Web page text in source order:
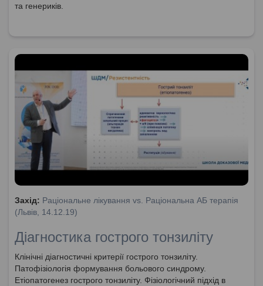
та генериків.
Захід: Раціональне лікування vs. Раціональна АБ терапія
(Львів, 14.12.19)
Діагностика гострого тонзиліту
Клінічні діагностичні критерії гострого тонзиліту.
Патофізіологія формування больового синдрому.
Етіопатогенез гострого тонзиліту. Фізіологічний підхід в